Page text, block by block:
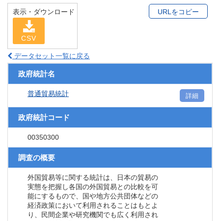
表示・ダウンロード
CSV
URLをコピー
データセット一覧に戻る
政府統計名
普通貿易統計 詳細
政府統計コード
00350300
調査の概要
外国貿易等に関する統計は、日本の貿易の
実態を把握し各国の外国貿易との比較を可
能にするもので、国や地方公共団体などの
経済政策において利用されることはもとよ
り、民間企業や研究機関でも広く利用され